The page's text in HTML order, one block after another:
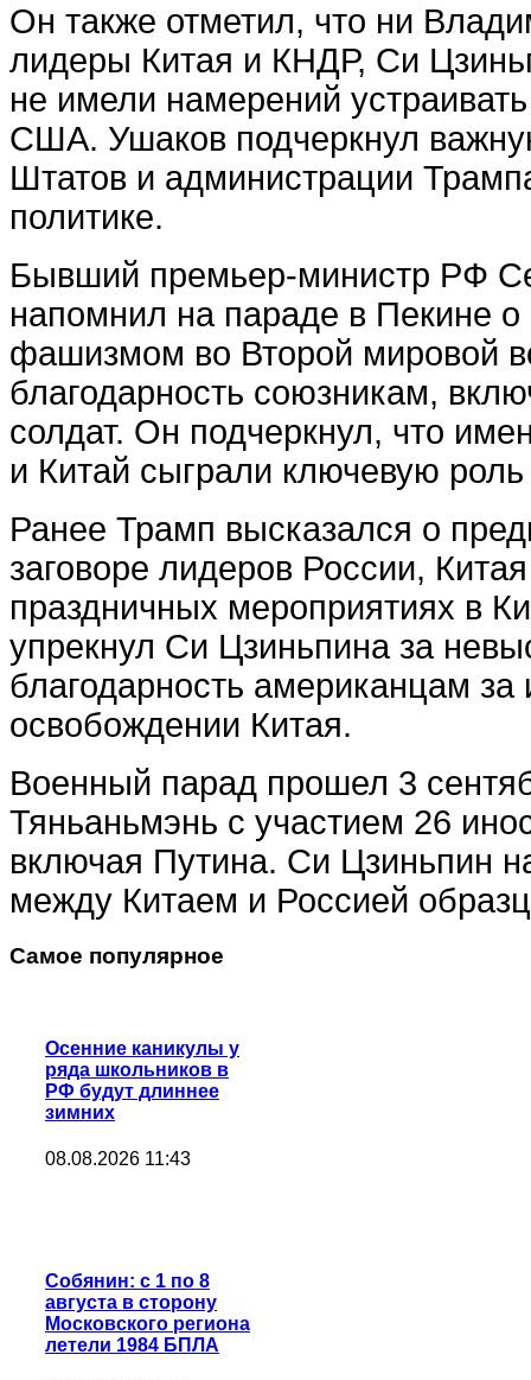
Он также отметил, что ни
лидеры Китая и КНДР, Си
не имели намерений устраивать
США. Ушаков подчеркнул
Штатов и администрации
политике.
Бывший премьер-министр РФ
напомнил на параде в Пекине
фашизмом во Второй мировой
благодарность союзникам,
солдат. Он подчеркнул, что
и Китай сыграли ключевую
Ранее Трамп высказался о
заговоре лидеров России,
праздничных мероприятиях в
упрекнул Си Цзиньпина за
благодарность американцам за
освобождении Китая.
Военный парад прошел 3
Тяньаньмэнь с участием 26
включая Путина. Си Цзиньпин
между Китаем и Россией
Самое популярное
Осенние каникулы у
ряда школьников в
РФ будут длиннее
зимних
08.08.2026 11:43
Собянин: с 1 по 8
августа в сторону
Московского региона
летели 1984 БПЛА